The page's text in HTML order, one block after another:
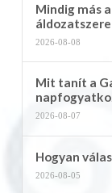
Mindig más
2026-08-08
Mit tanít a
2026-08-07
Hogyan
2026-08-05